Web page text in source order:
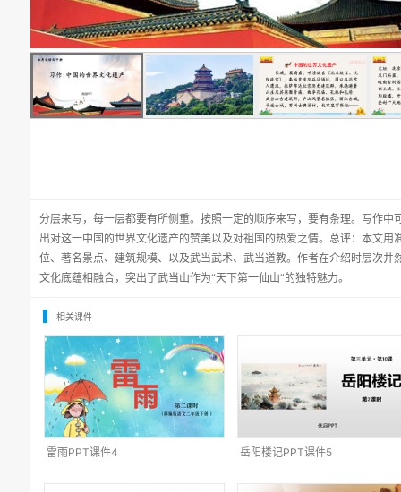
分层来写，每一层都要有所侧重。按照一定的顺序来写，要有条理。写作
出对这一中国的世界文化遗产的赞美以及对祖国的热爱之情。总评：本文
位、著名景点、建筑规模、以及武当武术、武当道教。作者在介绍时层次
文化底蕴相融合，突出了武当山作为“天下第一仙山”的独特魅力。
相关课件
雷雨PPT课件4 岳阳楼记PPT课件5